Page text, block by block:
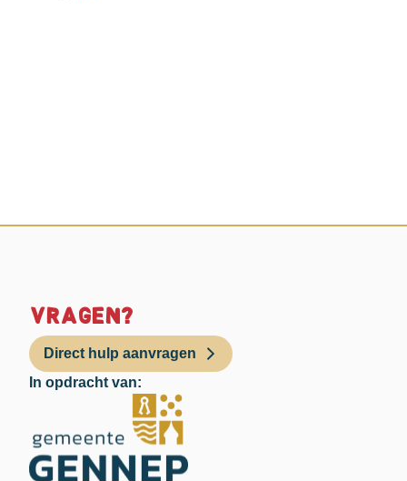
Vragen?
Direct hulp aanvragen
In opdracht van: